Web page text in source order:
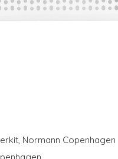
, Normann Copenhagen